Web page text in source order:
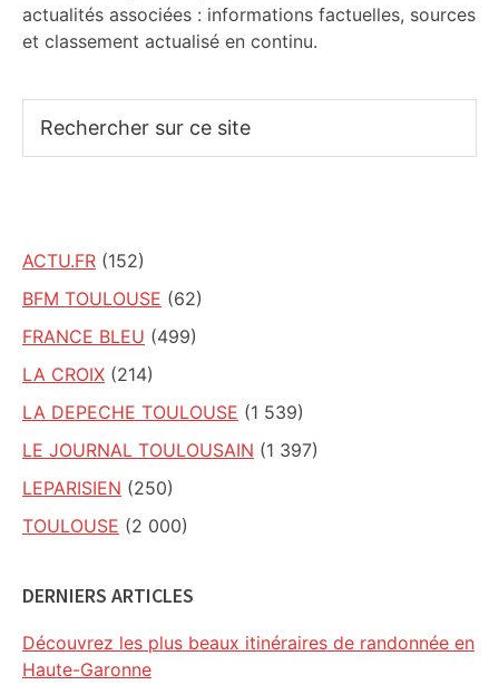
actualités associées : informations factuelles, sources
et classement actualisé en continu.
sur
ACTU.FR (152)
BFM TOULOUSE (62)
FRANCE BLEU (499)
LA CROIX (214)
LA DEPECHE TOULOUSE (1 539)
LE JOURNAL TOULOUSAIN (1 397)
LEPARISIEN (250)
TOULOUSE (2 000)
DERNIERS ARTICLES
Découvrez les plus beaux itinéraires de randonnée en
Haute-Garonne